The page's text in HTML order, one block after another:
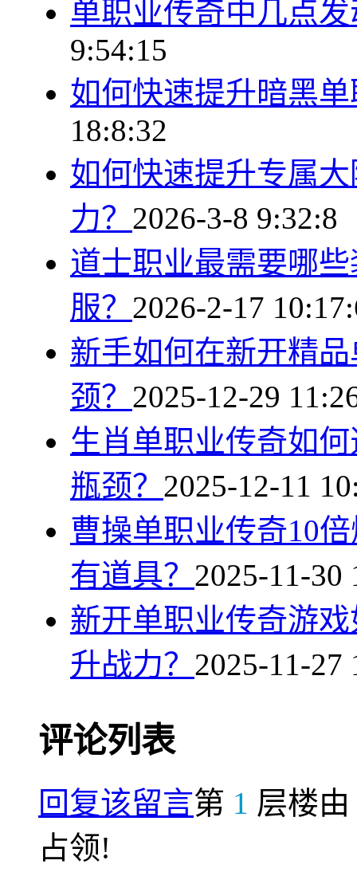
单职业传奇中几点
9:54:15
如何快速提升暗黑
18:8:32
如何快速提升专属
力？ 2026-3-8 9:32:8
道士职业最需要哪
服？ 2026-2-17
新手如何在新开精
颈？ 2025-12-29
生肖单职业传奇如
瓶颈？ 2025-12-11
曹操单职业传奇10
有道具？ 2025-11-30
新开单职业传奇游
升战力？ 2025-11-27
评论列表
回复该留言第 1 层楼由
占领!